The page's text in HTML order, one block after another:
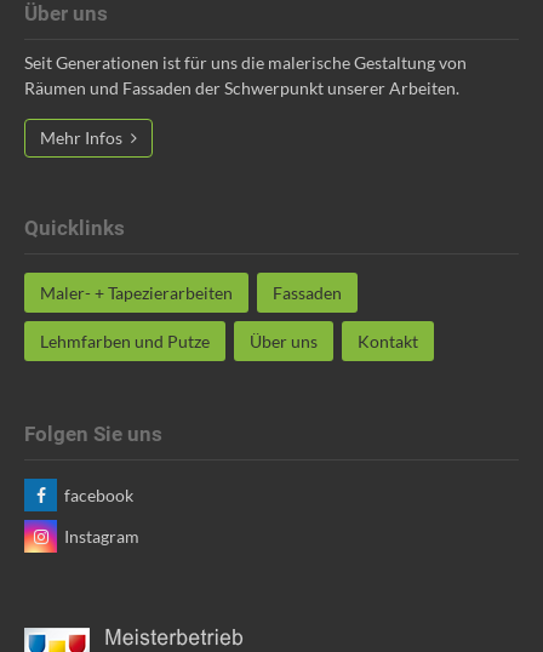
Über uns
Seit Generationen ist für uns die malerische Gestaltung von
Räumen und Fassaden der Schwerpunkt unserer Arbeiten.
Mehr Infos
Quicklinks
Maler- + Tapezierarbeiten Fassaden
Lehmfarben und Putze Über uns Kontakt
Folgen Sie uns
facebook
Instagram